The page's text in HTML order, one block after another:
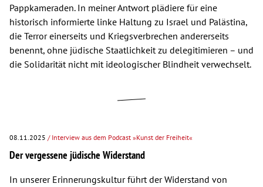
Pappkameraden. In meiner Antwort plädiere für eine
historisch informierte linke Haltung zu Israel und Palästina,
die Terror einerseits und Kriegsverbrechen andererseits
benennt, ohne jüdische Staatlichkeit zu delegitimieren – und
die Solidarität nicht mit ideologischer Blindheit verwechselt.
08.11.2025 / Interview aus dem Podcast »Kunst der Freiheit«
Der vergessene jüdische Widerstand
In unserer Erinnerungskultur führt der Widerstand von